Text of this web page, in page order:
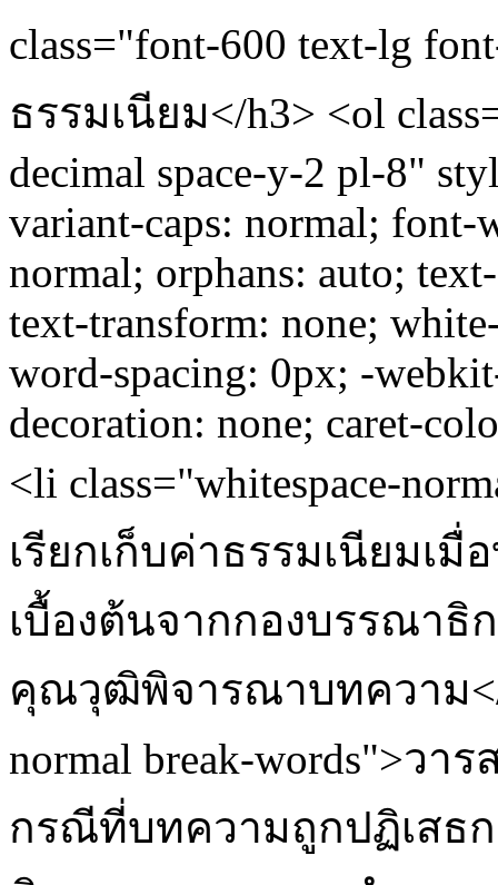
class="font-600 text-lg
ธรรมเนียม</h3> <ol
decimal space-y-2 pl-8"
variant-caps: normal; font-
normal; orphans: auto;
text-transform: none;
word-spacing: 0px; -
decoration: none; caret-
<li class="whitespace-
เรียกเก็บค่าธรรมเนียมเ
เบื้องต้นจากกองบรรณาธิ
คุณวุฒิพิจารณาบทความ</
normal break-words">ว
กรณีที่บทความถูกปฏิเสธ